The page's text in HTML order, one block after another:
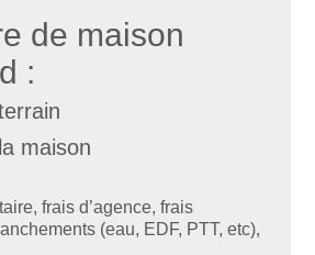
de maison
:
maison
frais d’agence, frais
(eau, EDF, PTT, etc),